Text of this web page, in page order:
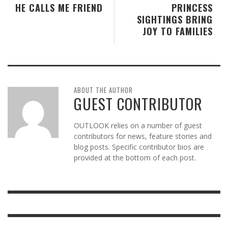
PRINCESS
SIGHTINGS BRING
JOY TO FAMILIES
HE CALLS ME FRIEND
ABOUT THE AUTHOR
GUEST CONTRIBUTOR
OUTLOOK relies on a number of guest
contributors for news, feature stories and
blog posts. Specific contributor bios are
provided at the bottom of each post.